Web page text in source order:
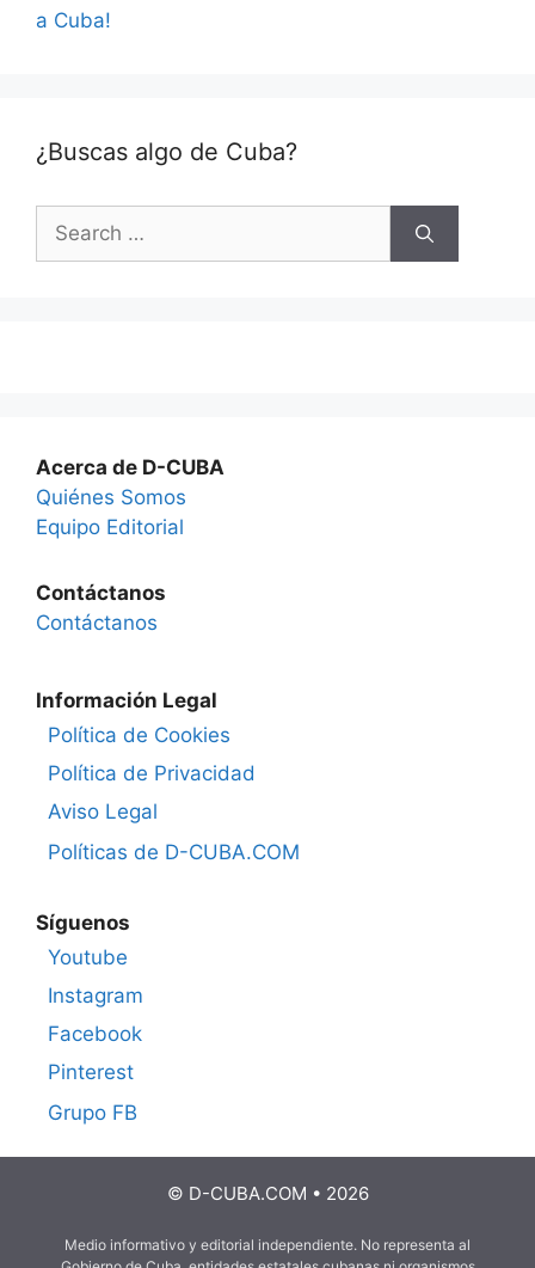
a Cuba!
¿Buscas algo de Cuba?
Search
for:
Acerca de D-CUBA
Quiénes Somos
Equipo Editorial
Contáctanos
Contáctanos
Información Legal
Política de Cookies
Política de Privacidad
Aviso Legal
Políticas de D-CUBA.COM
Síguenos
Youtube
Instagram
Facebook
Pinterest
Grupo FB
© D-CUBA.COM • 2026
Medio informativo y editorial independiente. No representa al